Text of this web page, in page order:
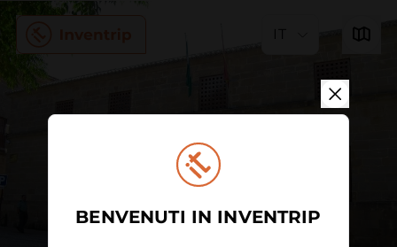
IT
BENVENUTI IN INVENTRIP